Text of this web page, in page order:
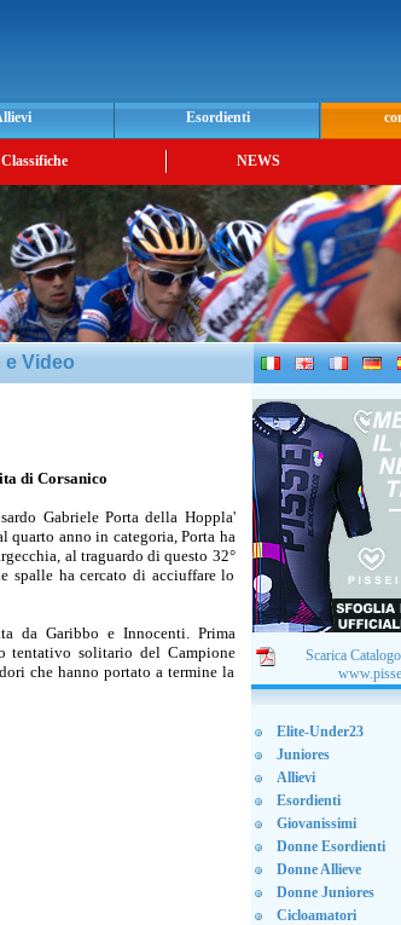
Esordienti
NEWS
e Video
di Corsanico
Gabriele Porta della Hoppla'
quarto anno in categoria, Porta ha
al traguardo di questo 32°
spalle ha cercato di acciuffare lo
da Garibbo e Innocenti. Prima
tentativo solitario del Campione
che hanno portato a termine la
Scarica
Elite-Under23
Juniores
Allievi
Esordienti
Giovanissimi
Donne Esordienti
Donne Allieve
Donne Juniores
Cicloamatori